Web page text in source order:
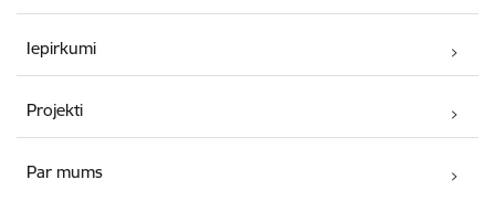
Iepirkumi
Projekti
Par mums